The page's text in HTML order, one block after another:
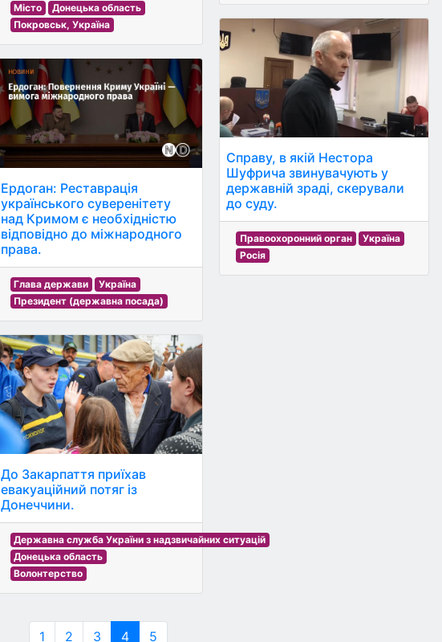
Місто
Донецька область
Покровськ, Україна
Ердоган: Реставрація
українського суверенітету
над Кримом є необхідністю
відповідно до міжнародного
права.
Глава держави
Україна
Президент (державна посада)
До Закарпаття приїхав
евакуаційний потяг із
Донеччини.
Державна служба України з надзвичайних ситуацій
Донецька область
Волонтерство
Справу, в якій Нестора
Шуфрича звинувачують у
державній зраді, скерували
до суду.
Правоохоронний орган
Україна
Росія
1 2 3 4 5